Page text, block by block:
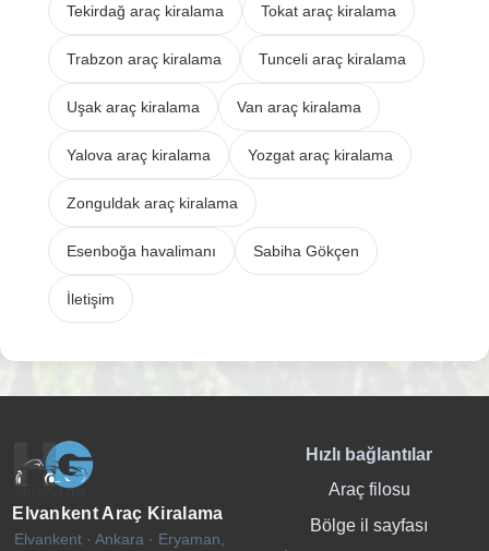
Tekirdağ araç kiralama Tokat araç kiralama
Trabzon araç kiralama Tunceli araç kiralama
Uşak araç kiralama Van araç kiralama
Yalova araç kiralama Yozgat araç kiralama
Zonguldak araç kiralama
Esenboğa havalimanı Sabiha Gökçen
İletişim
Elvankent Araç Kiralama
Elvankent · Ankara · Eryaman,
Hızlı bağlantılar
Araç filosu
Bölge il sayfası